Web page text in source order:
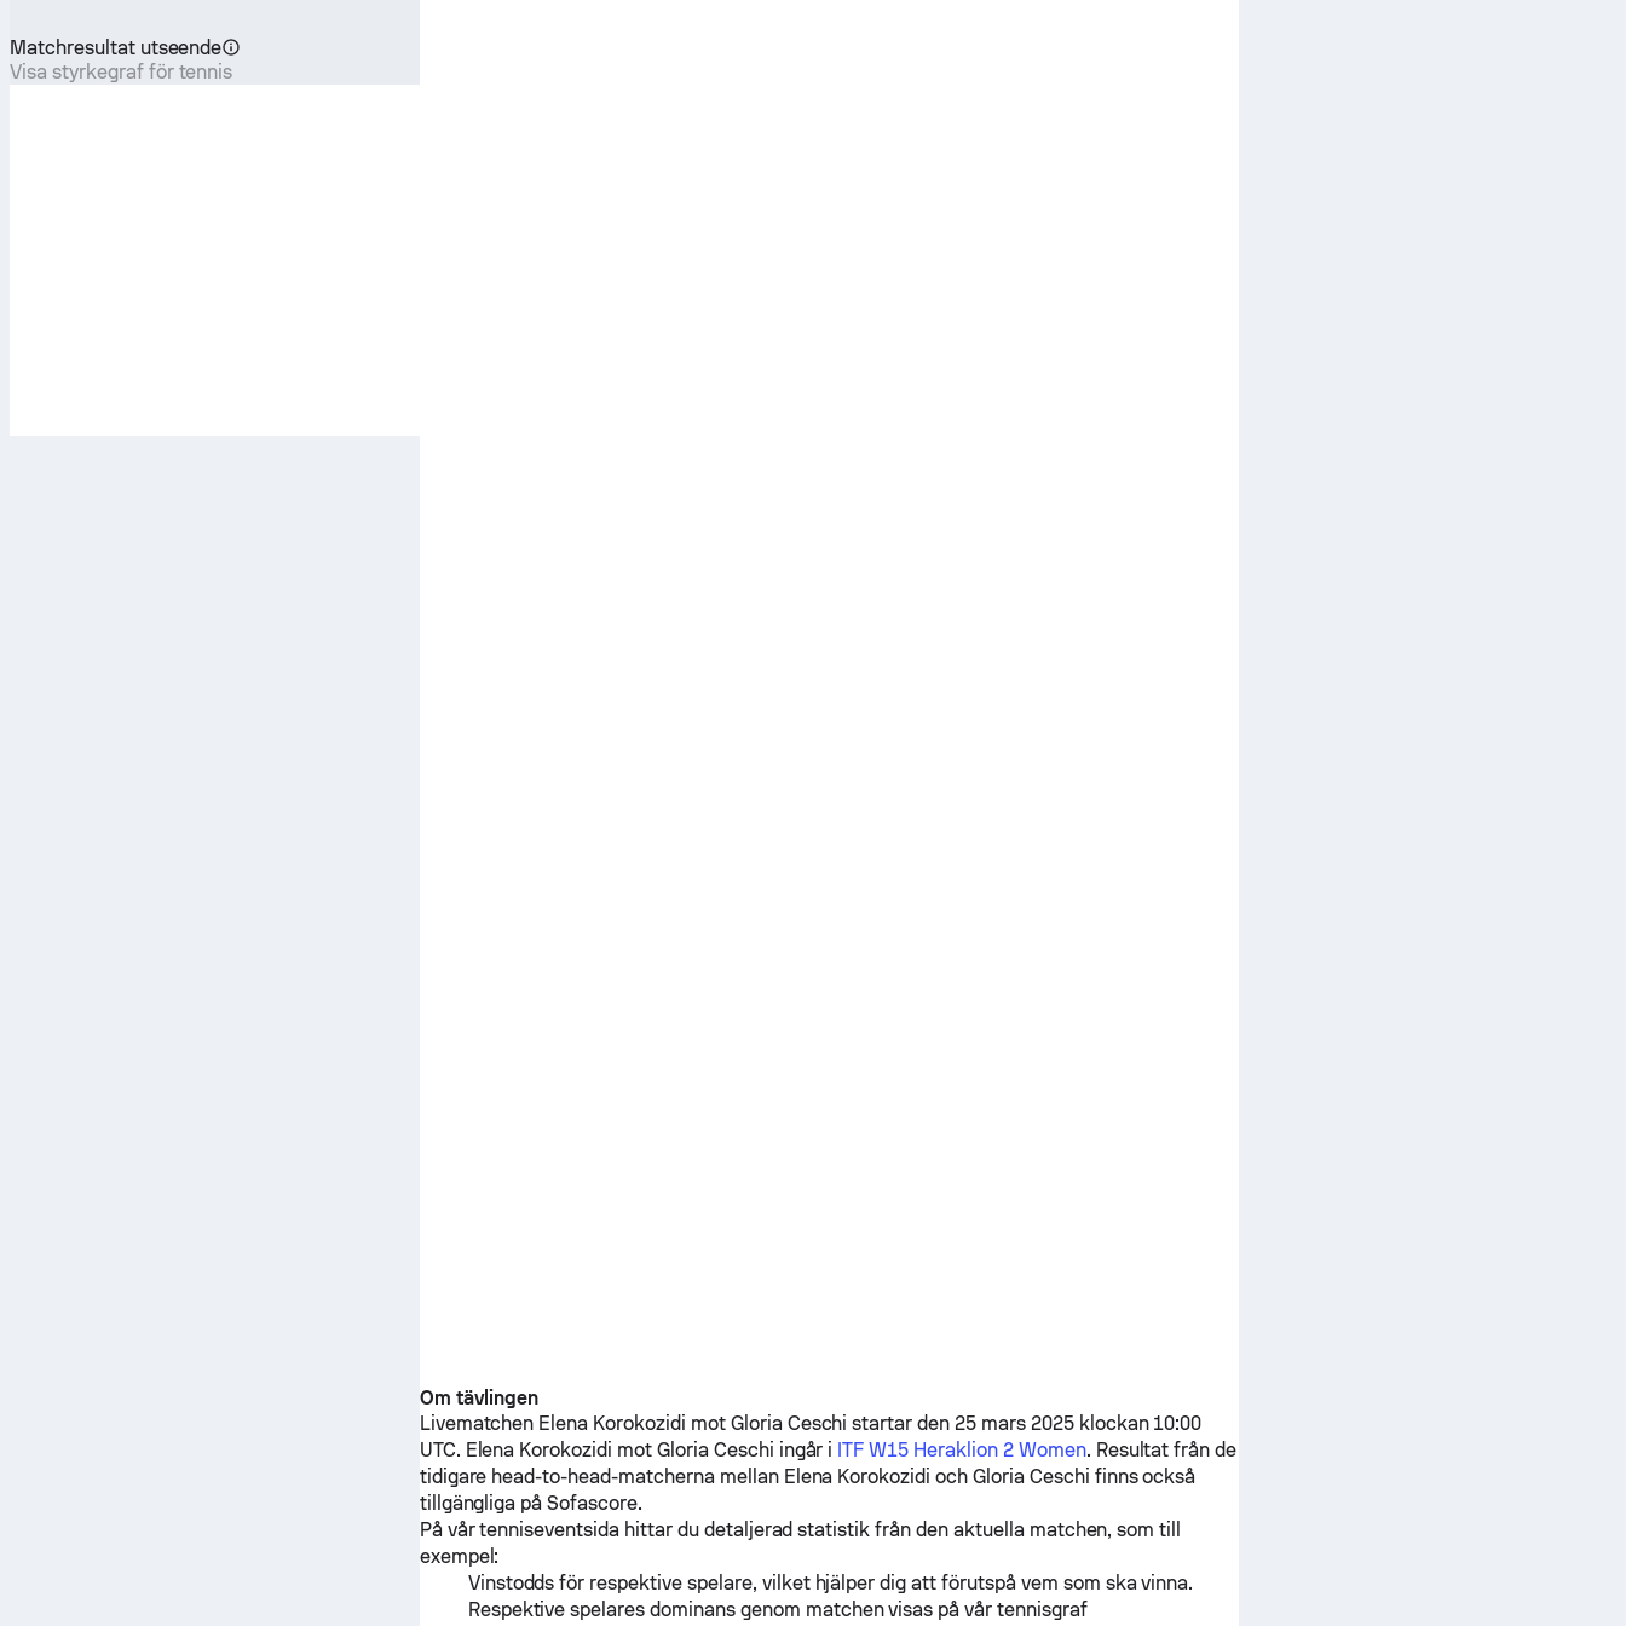
Matchresultat utseende
Visa styrkegraf för tennis
Om tävlingen
Livematchen Elena Korokozidi mot Gloria Ceschi startar den 25 mars 2025 klockan 10:00
UTC. Elena Korokozidi mot Gloria Ceschi ingår i ITF W15 Heraklion 2 Women. Resultat från de
tidigare head-to-head-matcherna mellan Elena Korokozidi ochGloria Ceschi finns också
tillgängliga på Sofascore.
På vår tenniseventsida hittar du detaljerad statistik från den aktuella matchen, som till
exempel:
Vinstodds för respektive spelare, vilket hjälper dig att förutspå vem som ska vinna.
Respektive spelares dominans genom matchen visas på vår tennisgraf